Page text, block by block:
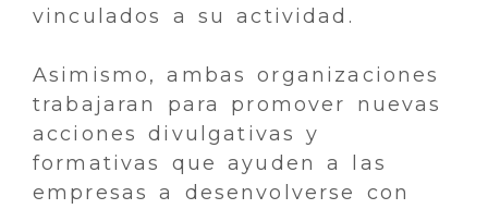
vinculados a su actividad.
Asimismo, ambas organizaciones
trabajaran para promover nuevas
acciones divulgativas y
formativas que ayuden a las
empresas a desenvolverse con